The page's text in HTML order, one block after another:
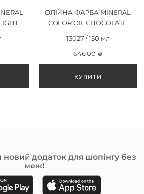
МЛ
ОЛІЙНА ФАРБА MINERAL
COLOR OIL CHOCOLATE
13027 / 150 мл
646,00 ₴
додаток для шопінгу без
меж!